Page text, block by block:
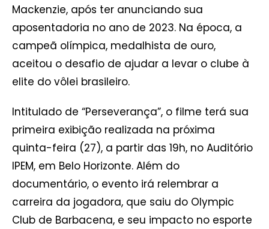
Mackenzie, após ter anunciando sua
aposentadoria no ano de 2023. Na época, a
campeã olímpica, medalhista de ouro,
aceitou o desafio de ajudar a levar o clube à
elite do vôlei brasileiro.
Intitulado de “Perseverança”, o filme terá sua
primeira exibição realizada na próxima
quinta-feira (27), a partir das 19h, no Auditório
IPEM, em Belo Horizonte. Além do
documentário, o evento irá relembrar a
carreira da jogadora, que saiu do Olympic
Club de Barbacena, e seu impacto no esporte